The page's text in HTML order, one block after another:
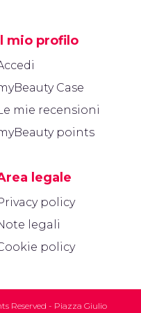
mio profilo
Case
mie recensioni
points
legale
policy
legali
policy
Reserved - Piazza Giulio